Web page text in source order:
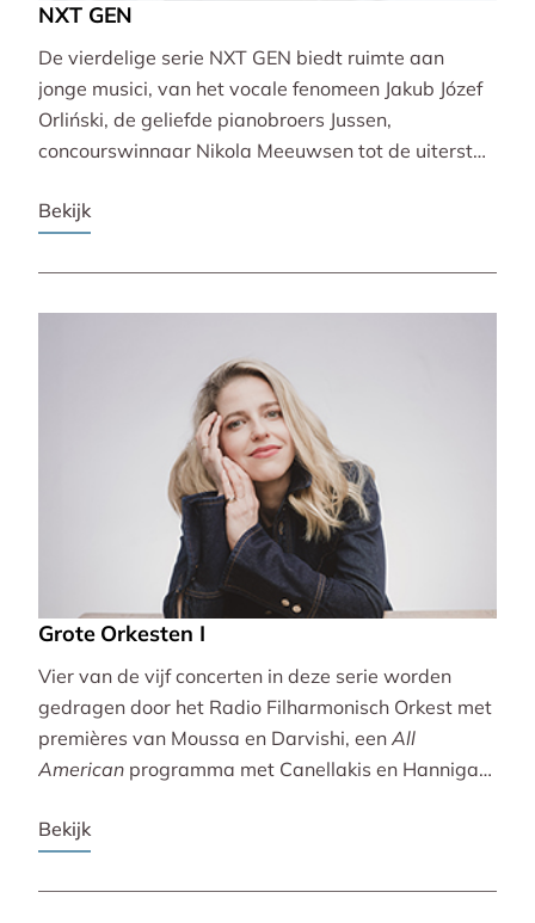
NXT GEN
De vierdelige serie NXT GEN biedt ruimte aan
jonge musici, van het vocale fenomeen Jakub Józef
Orliński, de geliefde pianobroers Jussen,
concourswinnaar Nikola Meeuwsen tot de uiterst
programma’s van barok tot wereldpremière.
Bekijk
Grote Orkesten I
Vier van de vijf concerten in deze serie worden
gedragen door het Radio Filharmonisch Orkest met
premières van Moussa en Darvishi, een All
American programma met Canellakis en Hannigan
Amerikaans slagwerk.
Bekijk